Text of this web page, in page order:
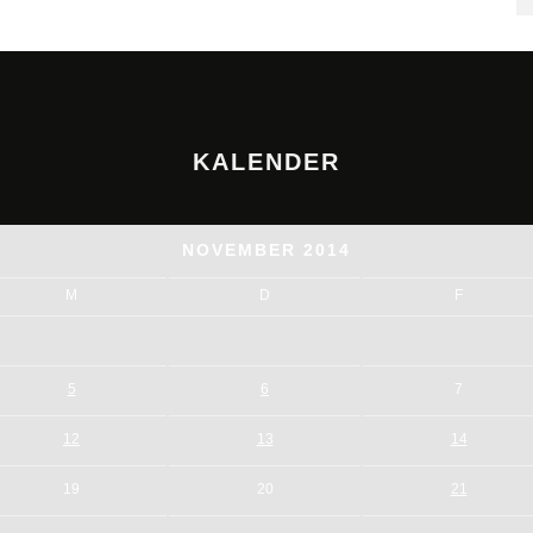
KALENDER
NOVEMBER 2014
M D F
5 6 7
12 13 14
19 20 21